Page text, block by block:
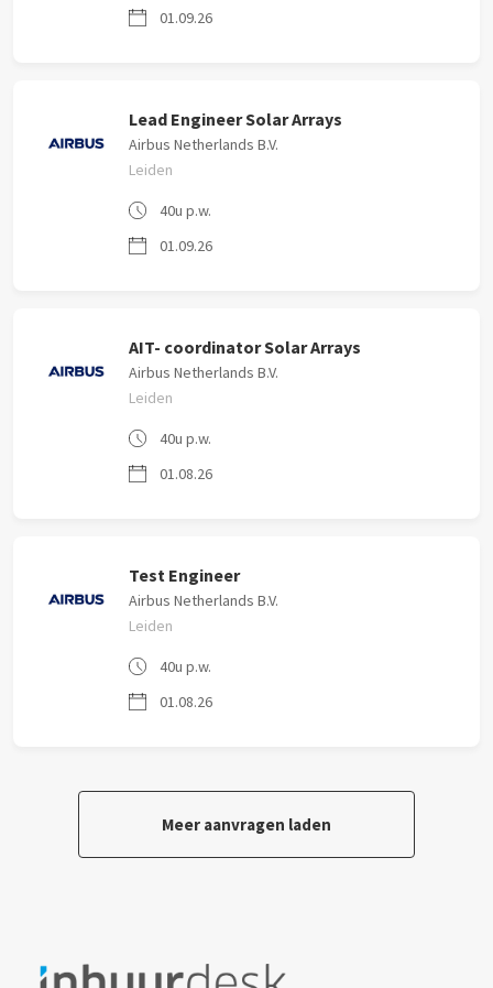
01.09.26
Lead Engineer Solar Arrays
Airbus Netherlands B.V.
Leiden
40u p.w.
01.09.26
AIT- coordinator Solar Arrays
Airbus Netherlands B.V.
Leiden
40u p.w.
01.08.26
Test Engineer
Airbus Netherlands B.V.
Leiden
40u p.w.
01.08.26
Meer aanvragen laden